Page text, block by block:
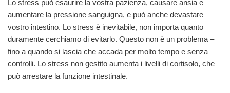
Lo stress può esaurire la vostra pazienza, causare ansia e
aumentare la pressione sanguigna, e può anche devastare
vostro intestino. Lo stress è inevitabile, non importa quanto
duramente cerchiamo di evitarlo. Questo non è un problema –
fino a quando si lascia che accada per molto tempo e senza
controlli. Lo stress non gestito aumenta i livelli di cortisolo, che
può arrestare la funzione intestinale.